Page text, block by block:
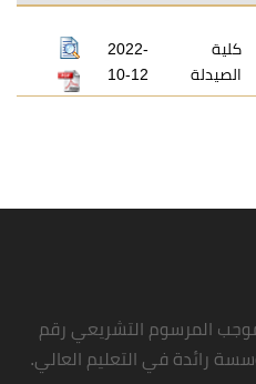
كلية
الصيدلة
2022-
10-12
المرسوم التشريعي رقم